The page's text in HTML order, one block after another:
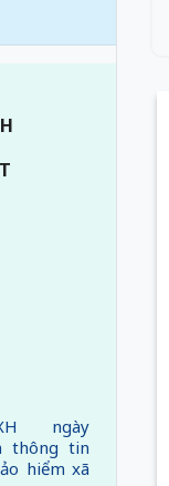
ngày
thông tin
hiểm xã